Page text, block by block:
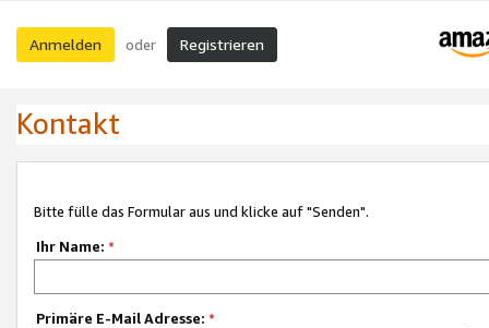
Anmelden oder Registrieren
Kontakt
Bitte fülle das Formular aus und klicke auf "Senden".
Ihr Name: *
Primäre E-Mail Adresse: *